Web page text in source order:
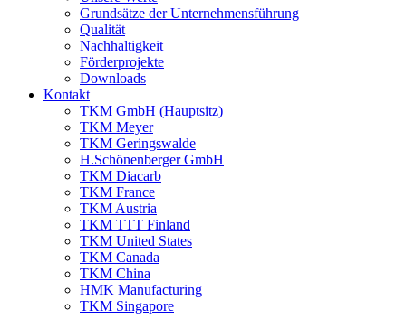
Grundsätze der Unternehmensführung
Qualität
Nachhaltigkeit
Förderprojekte
Downloads
Kontakt
TKM GmbH (Hauptsitz)
TKM Meyer
TKM Geringswalde
H.Schönenberger GmbH
TKM Diacarb
TKM France
TKM Austria
TKM TTT Finland
TKM United States
TKM Canada
TKM China
HMK Manufacturing
TKM Singapore